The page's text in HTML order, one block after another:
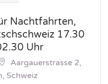
Nachtfahrten,
17.30
Uhr
Aargauerstrasse 2,
Schweiz